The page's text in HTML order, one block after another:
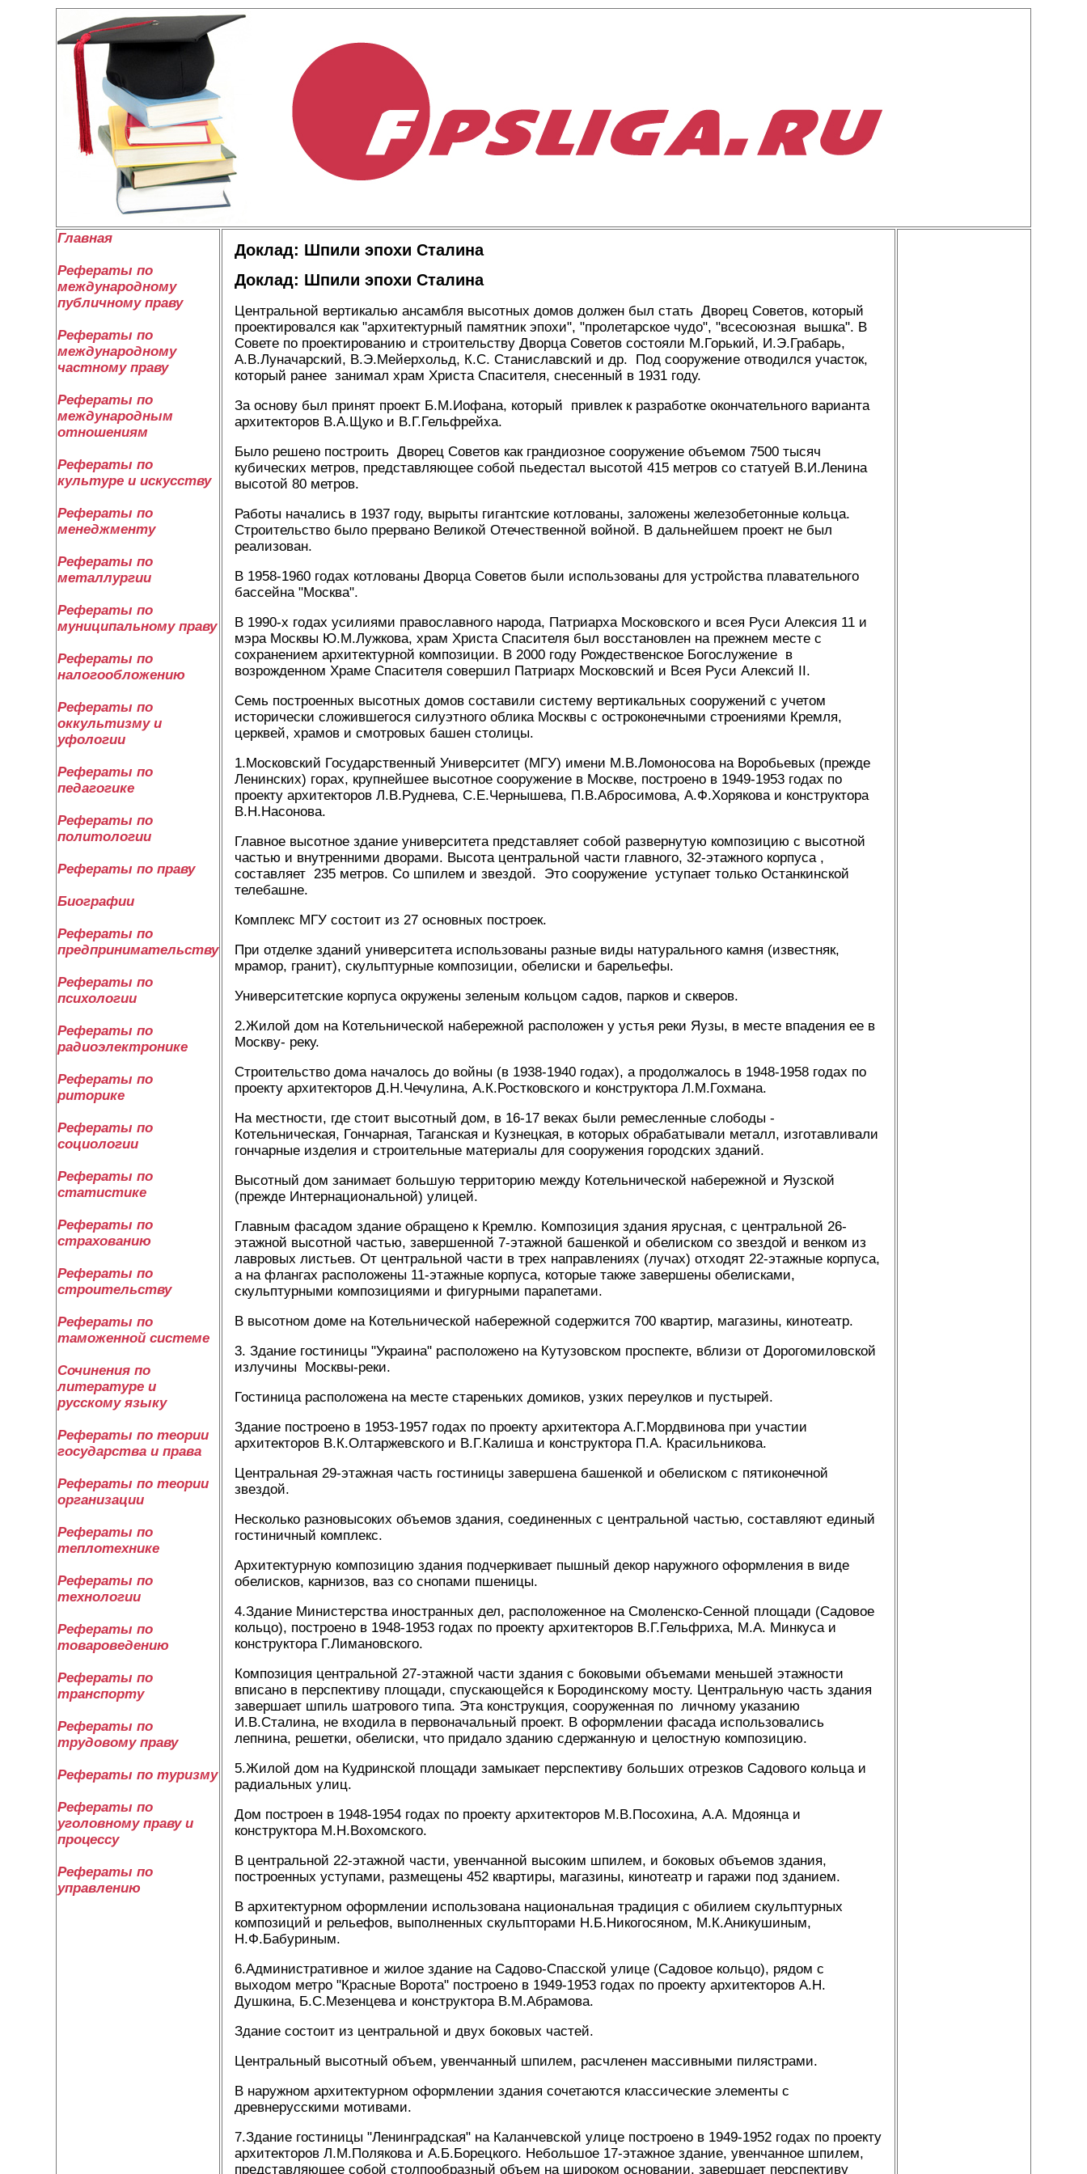
Главная
Рефераты по
международному
публичному праву
Рефераты по
международному
частному праву
Рефераты по
международным
отношениям
Рефераты по
культуре и искусству
Рефераты по
менеджменту
Рефераты по
металлургии
Рефераты по
муниципальному праву
Рефераты по
налогообложению
Рефераты по
оккультизму и
уфологии
Рефераты по
педагогике
Рефераты по
политологии
Рефераты по праву
Биографии
Рефераты по
предпринимательству
Рефераты по
психологии
Рефераты по
радиоэлектронике
Рефераты по
риторике
Рефераты по
социологии
Рефераты по
статистике
Рефераты по
страхованию
Рефераты по
строительству
Рефераты по
таможенной системе
Сочинения по
литературе и
русскому языку
Рефераты по теории
государства и права
Рефераты по теории
организации
Рефераты по
теплотехнике
Рефераты по
технологии
Рефераты по
товароведению
Рефераты по
транспорту
Рефераты по
трудовому праву
Рефераты по туризму
Рефераты по
уголовному праву и
процессу
Рефераты по
управлению
Доклад: Шпили эпохи Сталина
Доклад: Шпили эпохи Сталина
Центральной вертикалью ансамбля высотных домов должен был стать Дворец Советов, который
проектировался как "архитектурный памятник эпохи", "пролетарское чудо", "всесоюзная вышка". В
Совете по проектированию и строительству Дворца Советов состояли М.Горький, И.Э.Грабарь,
А.В.Луначарский, В.Э.Мейерхольд, К.С. Станиславский и др. Под сооружение отводился участок,
который ранее занимал храм Христа Спасителя, снесенный в 1931 году.
За основу был принят проект Б.М.Иофана, который привлек к разработке окончательного варианта
архитекторов В.А.Щуко и В.Г.Гельфрейха.
Было решено построить Дворец Советов как грандиозное сооружение объемом 7500 тысяч
кубических метров, представляющее собой пьедестал высотой 415 метров со статуей В.И.Ленина
высотой 80 метров.
Работы начались в 1937 году, вырыты гигантские котлованы, заложены железобетонные кольца.
Строительство было прервано Великой Отечественной войной. В дальнейшем проект не был
реализован.
В 1958-1960 годах котлованы Дворца Советов были использованы для устройства плавательного
бассейна "Москва".
В 1990-х годах усилиями православного народа, Патриарха Московского и всея Руси Алексия 11 и
мэра Москвы Ю.М.Лужкова, храм Христа Спасителя был восстановлен на прежнем месте с
сохранением архитектурной композиции. В 2000 году Рождественское Богослужение в
возрожденном Храме Спасителя совершил Патриарх Московский и Всея Руси Алексий II.
Семь построенных высотных домов составили систему вертикальных сооружений с учетом
исторически сложившегося силуэтного облика Москвы с остроконечными строениями Кремля,
церквей, храмов и смотровых башен столицы.
1.Московский Государственный Университет (МГУ) имени М.В.Ломоносова на Воробьевых (прежде
Ленинских) горах, крупнейшее высотное сооружение в Москве, построено в 1949-1953 годах по
проекту архитекторов Л.В.Руднева, С.Е.Чернышева, П.В.Абросимова, А.Ф.Хорякова и конструктора
В.Н.Насонова.
Главное высотное здание университета представляет собой развернутую композицию с высотной
частью и внутренними дворами. Высота центральной части главного, 32-этажного корпуса ,
составляет 235 метров. Со шпилем и звездой. Это сооружение уступает только Останкинской
телебашне.
Комплекс МГУ состоит из 27 основных построек.
При отделке зданий университета использованы разные виды натурального камня (известняк,
мрамор, гранит), скульптурные композиции, обелиски и барельефы.
Университетские корпуса окружены зеленым кольцом садов, парков и скверов.
2.Жилой дом на Котельнической набережной расположен у устья реки Яузы, в месте впадения ее в
Москву- реку.
Строительство дома началось до войны (в 1938-1940 годах), а продолжалось в 1948-1958 годах по
проекту архитекторов Д.Н.Чечулина, А.К.Ростковского и конструктора Л.М.Гохмана.
На местности, где стоит высотный дом, в 16-17 веках были ремесленные слободы -
Котельническая, Гончарная, Таганская и Кузнецкая, в которых обрабатывали металл, изготавливали
гончарные изделия и строительные материалы для сооружения городских зданий.
Высотный дом занимает большую территорию между Котельнической набережной и Яузской
(прежде Интернациональной) улицей.
Главным фасадом здание обращено к Кремлю. Композиция здания ярусная, с центральной 26-
этажной высотной частью, завершенной 7-этажной башенкой и обелиском со звездой и венком из
лавровых листьев. От центральной части в трех направлениях (лучах) отходят 22-этажные корпуса,
а на флангах расположены 11-этажные корпуса, которые также завершены обелисками,
скульптурными композициями и фигурными парапетами.
В высотном доме на Котельнической набережной содержится 700 квартир, магазины, кинотеатр.
3. Здание гостиницы "Украина" расположено на Кутузовском проспекте, вблизи от Дорогомиловской
излучины Москвы-реки.
Гостиница расположена на месте стареньких домиков, узких переулков и пустырей.
Здание построено в 1953-1957 годах по проекту архитектора А.Г.Мордвинова при участии
архитекторов В.К.Олтаржевского и В.Г.Калиша и конструктора П.А. Красильникова.
Центральная 29-этажная часть гостиницы завершена башенкой и обелиском с пятиконечной
звездой.
Несколько разновысоких объемов здания, соединенных с центральной частью, составляют единый
гостиничный комплекс.
Архитектурную композицию здания подчеркивает пышный декор наружного оформления в виде
обелисков, карнизов, ваз со снопами пшеницы.
4.Здание Министерства иностранных дел, расположенное на Смоленско-Сенной площади (Садовое
кольцо), построено в 1948-1953 годах по проекту архитекторов В.Г.Гельфриха, М.А. Минкуса и
конструктора Г.Лимановского.
Композиция центральной 27-этажной части здания с боковыми объемами меньшей этажности
вписано в перспективу площади, спускающейся к Бородинскому мосту. Центральную часть здания
завершает шпиль шатрового типа. Эта конструкция, сооруженная по личному указанию
И.В.Сталина, не входила в первоначальный проект. В оформлении фасада использовались
лепнина, решетки, обелиски, что придало зданию сдержанную и целостную композицию.
5.Жилой дом на Кудринской площади замыкает перспективу больших отрезков Садового кольца и
радиальных улиц.
Дом построен в 1948-1954 годах по проекту архитекторов М.В.Посохина, А.А. Мдоянца и
конструктора М.Н.Вохомского.
В центральной 22-этажной части, увенчанной высоким шпилем, и боковых объемов здания,
построенных уступами, размещены 452 квартиры, магазины, кинотеатр и гаражи под зданием.
В архитектурном оформлении использована национальная традиция с обилием скульптурных
композиций и рельефов, выполненных скульпторами Н.Б.Никогосяном, М.К.Аникушиным,
Н.Ф.Бабуриным.
6.Административное и жилое здание на Садово-Спасской улице (Садовое кольцо), рядом с
выходом метро "Красные Ворота" построено в 1949-1953 годах по проекту архитекторов А.Н.
Душкина, Б.С.Мезенцева и конструктора В.М.Абрамова.
Здание состоит из центральной и двух боковых частей.
Центральный высотный объем, увенчанный шпилем, расчленен массивными пилястрами.
В наружном архитектурном оформлении здания сочетаются классические элементы с
древнерусскими мотивами.
7.Здание гостиницы "Ленинградская" на Каланчевской улице построено в 1949-1952 годах по проекту
архитекторов Л.М.Полякова и А.Б.Борецкого. Небольшое 17-этажное здание, увенчанное шпилем,
представляющее собой столпообразный объем на широком основании, завершает перспективу